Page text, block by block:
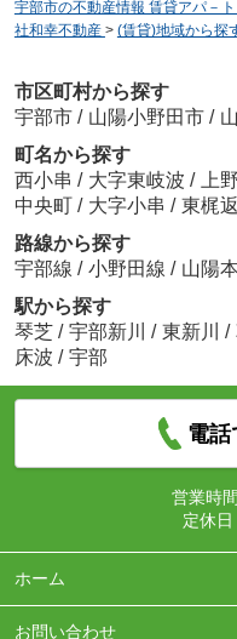
宇部市の不動産情報 賃貸アパ－
社和幸不動産 > (賃貸)地域から探
市区町村から探す
宇部市 / 山陽小野田市 /
町名から探す
西小串 / 大字東岐波 / 上
中央町 / 大字小串 / 東梶返
路線から探す
宇部線 / 小野田線 / 山陽
駅から探す
琴芝 / 宇部新川 / 東新川 /
床波 / 宇部
電話
営業時間
定休日
ホーム
お問い合わせ